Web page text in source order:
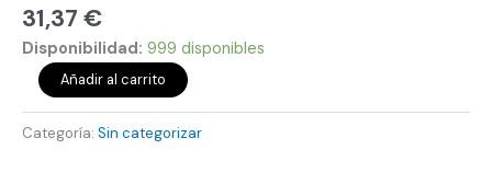
31,37 €
Disponibilidad: 999 disponibles
Añadir al carrito
Categoría: Sin categorizar